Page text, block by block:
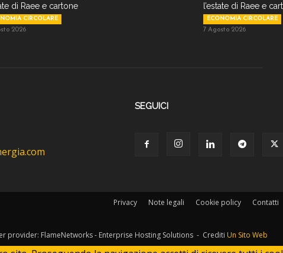
di Raee e cartone
CIRCOLARE
2026
l’estate di Raee e
ECONOMIA CIRCOLARE
7 Agosto 2026
SEGUICI
Privacy Note legali Cookie policy Contatti
provider: FlameNetworks - Enterprise Hosting Solutions - Crediti Un Sito Web